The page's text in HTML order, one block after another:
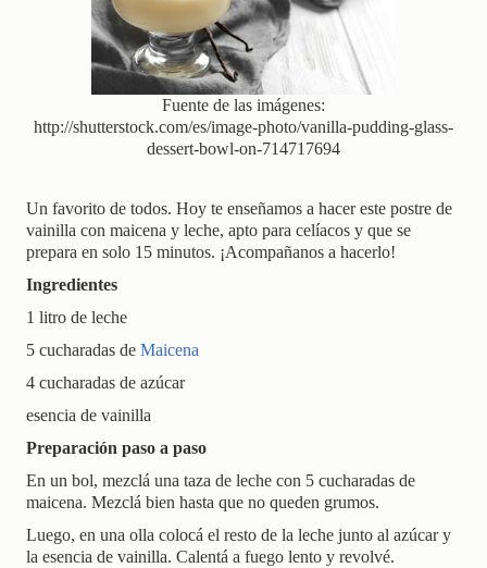
a
t
i
o
n
Fuente de las imágenes:
http://shutterstock.com/es/image-photo/vanilla-pudding-glass-
dessert-bowl-on-714717694
Un favorito de todos. Hoy te enseñamos a hacer este postre de
vainilla con maicena y leche, apto para celíacos y que se
prepara en solo 15 minutos. ¡Acompañanos a hacerlo!
Ingredientes
1 litro de leche
5 cucharadas de Maicena
4 cucharadas de azúcar
esencia de vainilla
Preparación paso a paso
En un bol, mezclá una taza de leche con 5 cucharadas de
maicena. Mezclá bien hasta que no queden grumos.
Luego, en una olla colocá el resto de la leche junto al azúcar y
la esencia de vainilla. Calentá a fuego lento y revolvé.